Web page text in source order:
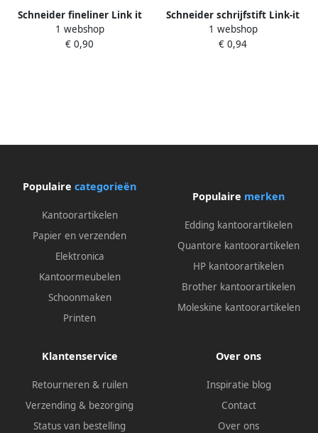
Schneider fineliner Link it
goudgeel
1 webshop
€ 0,90
Schneider schrijfstift Link-it
topaasbruin
1 webshop
€ 0,94
Populaire categorieën
Kantoorartikelen
Papier en verzenden
Elektronica
Kantoormeubelen
Schoonmaken
Printen
Populaire merken
Edding kantoorartikelen
Quantore kantoorartikelen
HP kantoorartikelen
Brother kantoorartikelen
Moleskine kantoorartikelen
Klantenservice
Retourneren & ruilen
Verzending & bezorging
Status van bestelling
Over ons
Inspiratie blog
Contact
Over ons